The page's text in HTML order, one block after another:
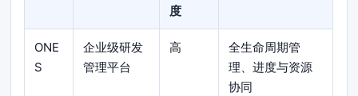
度
ONE
S
企业级研发
管理平台
高
全生命周期管
理、进度与资源
协同